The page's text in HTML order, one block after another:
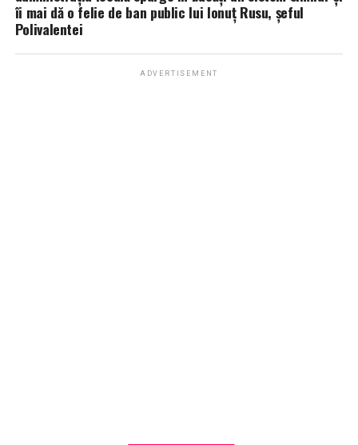
îi mai dă o felie de ban public lui Ionuț Rusu, șeful
Polivalentei
ADVERTISEMENT